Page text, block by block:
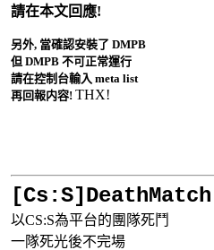
請在本文回應!
另外, 當確認安裝了 DMPB
但 DMPB 不可正常運行
請在控制台輸入 meta list
再回報内容! THX!
以CS:S為平台的團隊死鬥
一隊死光後不完場